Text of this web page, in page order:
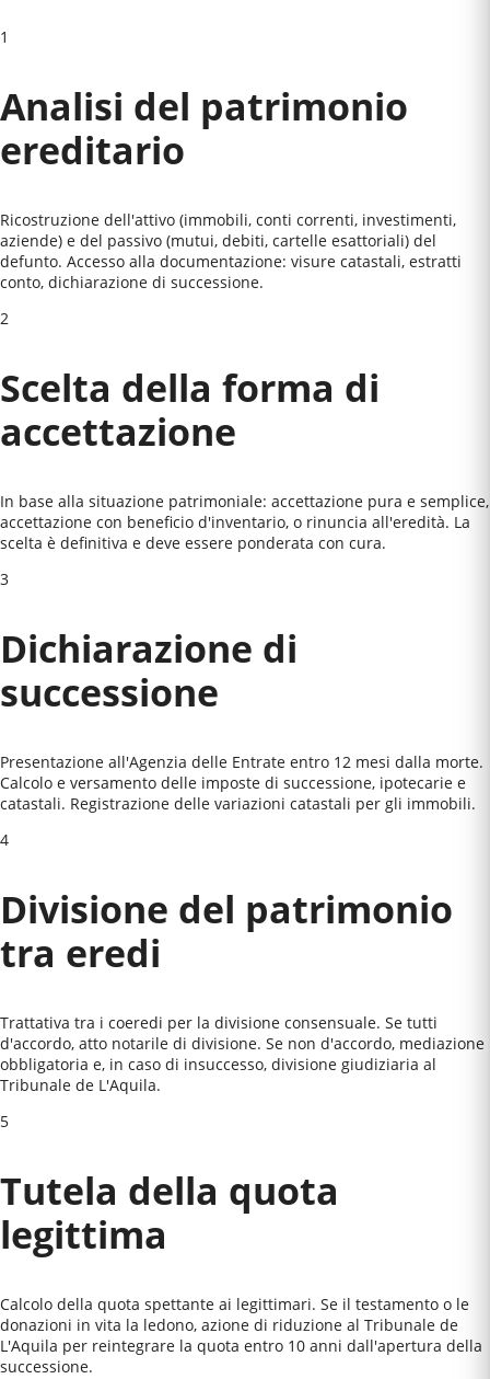
1
Analisi del patrimonio
ereditario
Ricostruzione dell'attivo (immobili, conti correnti, investimenti,
aziende) e del passivo (mutui, debiti, cartelle esattoriali) del
defunto. Accesso alla documentazione: visure catastali, estratti
conto, dichiarazione di successione.
2
Scelta della forma di
accettazione
In base alla situazione patrimoniale: accettazione pura e semplice,
accettazione con beneficio d'inventario, o rinuncia all'eredità. La
scelta è definitiva e deve essere ponderata con cura.
3
Dichiarazione di
successione
Presentazione all'Agenzia delle Entrate entro 12 mesi dalla morte.
Calcolo e versamento delle imposte di successione, ipotecarie e
catastali. Registrazione delle variazioni catastali per gli immobili.
4
Divisione del patrimonio
tra eredi
Trattativa tra i coeredi per la divisione consensuale. Se tutti
d'accordo, atto notarile di divisione. Se non d'accordo, mediazione
obbligatoria e, in caso di insuccesso, divisione giudiziaria al
Tribunale de L'Aquila.
5
Tutela della quota
legittima
Calcolo della quota spettante ai legittimari. Se il testamento o le
donazioni in vita la ledono, azione di riduzione al Tribunale de
L'Aquila per reintegrare la quota entro 10 anni dall'apertura della
successione.